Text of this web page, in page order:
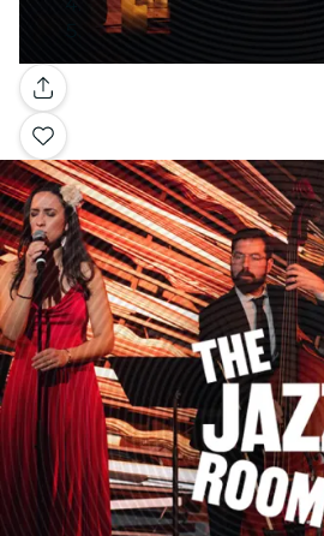
Galerie